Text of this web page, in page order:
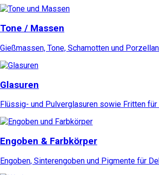
Tone / Massen
Gießmassen, Tone, Schamotten und
Glasuren
Flüssig- und Pulverglasuren sowie Fritten
Engoben & Farbkörper
Engoben, Sinterengoben und Pigmente für